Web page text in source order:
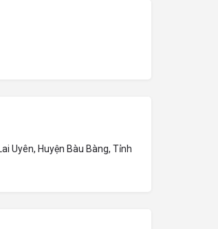
Uyên, Huyện Bàu Bàng, Tỉnh